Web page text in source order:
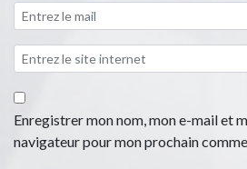
Enregistrer mon nom, mon e-mail et
navigateur pour mon prochain